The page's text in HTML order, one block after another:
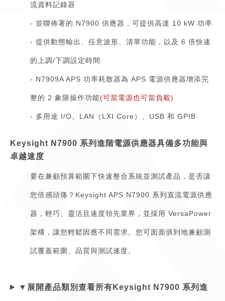
流資料記錄器
- 並聯佈署的 N7900 供應器，可提供高達 10 kW 功率
- 提供動態輸出、任意波形、清單功能，以及 6 倍快速
的上調/下調設定時間
- N7909A APS 功率耗散器為 APS 電源供應器增添完
整的 2 象限操作功能(可當電源也可當負載)
- 多用途 I/O、LAN（LXI Core）、USB 和 GPIB
Keysight N7900 系列進階電源供應器具備多功能與
卓越速度
要在兼顧預算範圍下快速整合系統並測試產品，是否讓
您倍感頭痛？Keysight APS N7900 系列直流電源供應
器，輕巧、靈活且速度領先業界，並採用 VersaPower
架構，讓您輕鬆因應不同需求。您可面面俱到地兼顧測
試覆蓋範圍、品質與測試速度。
▼展開產品類別查看所有Keysight N7900 系列進